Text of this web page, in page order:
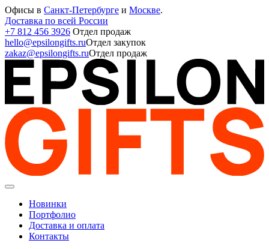
Офисы в Санкт-Петербурге и Москве.
Доставка по всей России
+7 812 456 3926 Отдел продаж
hello@epsilongifts.ruОтдел закупок
zakaz@epsilongifts.ruОтдел продаж
Новинки
Портфолио
Доставка и оплата
Контакты